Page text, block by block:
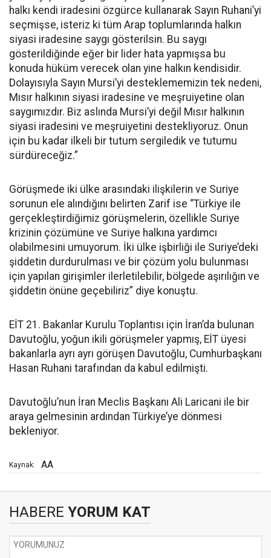
halkı kendi iradesini özgürce kullanarak Sayın Ruhani’yi
seçmişse, isteriz ki tüm Arap toplumlarında halkın
siyasi iradesine saygı gösterilsin. Bu saygı
gösterildiğinde eğer bir lider hata yapmışsa bu
konuda hüküm verecek olan yine halkın kendisidir.
Dolayısıyla Sayın Mursi’yi desteklememizin tek nedeni,
Mısır halkının siyasi iradesine ve meşruiyetine olan
saygımızdır. Biz aslında Mursi’yi değil Mısır halkının
siyasi iradesini ve meşruiyetini destekliyoruz. Onun
için bu kadar ilkeli bir tutum sergiledik ve tutumu
sürdüreceğiz.”
Görüşmede iki ülke arasındaki ilişkilerin ve Suriye
sorunun ele alındığını belirten Zarif ise “Türkiye ile
gerçekleştirdiğimiz görüşmelerin, özellikle Suriye
krizinin çözümüne ve Suriye halkına yardımcı
olabilmesini umuyorum. İki ülke işbirliği ile Suriye’deki
şiddetin durdurulması ve bir çözüm yolu bulunması
için yapılan girişimler ilerletilebilir, bölgede aşırılığın ve
şiddetin önüne geçebiliriz” diye konuştu.
EİT 21. Bakanlar Kurulu Toplantısı için İran’da bulunan
Davutoğlu, yoğun ikili görüşmeler yapmış, EİT üyesi
bakanlarla ayrı ayrı görüşen Davutoğlu, Cumhurbaşkanı
Hasan Ruhani tarafından da kabul edilmişti.
Davutoğlu’nun İran Meclis Başkanı Ali Laricani ile bir
araya gelmesinin ardından Türkiye’ye dönmesi
bekleniyor.
Kaynak: AA
HABERE YORUM KAT